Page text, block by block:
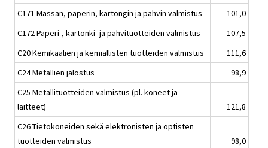
C171 Massan, paperin, kartongin ja pahvin valmistus
101,0
C172 Paperi-, kartonki- ja pahvituotteiden valmistus
107,5
C20 Kemikaalien ja kemiallisten tuotteiden valmistus
111,6
C24 Metallien jalostus
98,9
C25 Metallituotteiden valmistus (pl. koneet ja
laitteet)
121,8
C26 Tietokoneiden sekä elektronisten ja optisten
tuotteiden valmistus
98,0